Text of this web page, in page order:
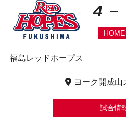
福島レッドホープス
4
HOME
ヨーク開成山
試合情